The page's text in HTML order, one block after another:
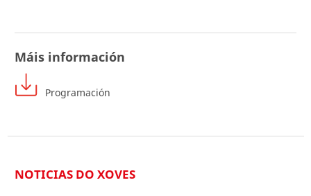
Máis información
Programación
NOTICIAS DO XOVES